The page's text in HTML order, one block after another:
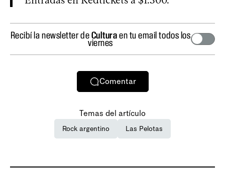
Recibí la newsletter deCulturaen tu email todos los
viernes
Comentar
Temas del artículo
Rock argentino Las Pelotas